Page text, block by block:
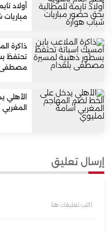
أولاد
مباريات
ذاكرة
تحتفظ
مصطفى
الأهلي
إرسال تعليق
اكتب تعليقك هنا